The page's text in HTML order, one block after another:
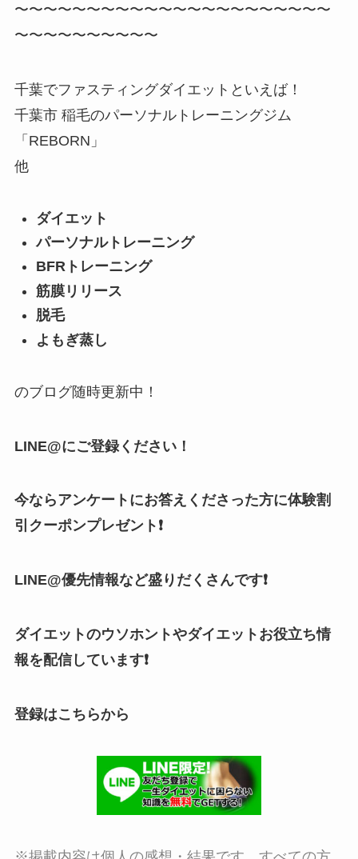
〜〜〜〜〜〜〜〜〜〜〜〜〜〜〜〜〜〜〜〜〜〜
〜〜〜〜〜〜〜〜〜〜
千葉でファスティングダイエットといえば！
千葉市 稲毛のパーソナルトレーニングジム
「REBORN」
他
ダイエット
パーソナルトレーニング
BFRトレーニング
筋膜リリース
脱毛
よもぎ蒸し
のブログ随時更新中！
LINE@にご登録ください！
今ならアンケートにお答えくださった方に体験割
引クーポンプレゼント❗
LINE@優先情報など盛りだくさんです❗
ダイエットのウソホントやダイエットお役立ち情
報を配信しています❗
登録はこちらから